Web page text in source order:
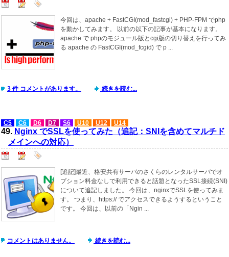
今回は、apache + FastCGI(mod_fastcgi) + PHP-FPM でphp
を動かしてみます。 以前の以下の記事が基本になります。
apache で phpのモジュール版とcgi版の切り替えを行ってみ
る apache の FastCGI(mod_fcgid) で p ...
3 件 コメントがあります。 続きを読む...
C5 C6 D6 D7 S6 U10 U12 U14
49. Nginx でSSLを使ってみた（追記：SNIを含めてマルチド
メインへの対応）
[追記]最近、格安共有サーバのさくらのレンタルサーバでオ
プション料金なしで利用できると話題となったSSL接続(SNI)
について追記しました。 今回は、nginxでSSLを使ってみま
す。 つまり、https:// でアクセスできるようするということ
です。 今回は、以前の「Ngin ...
コメントはありません。 続きを読む...